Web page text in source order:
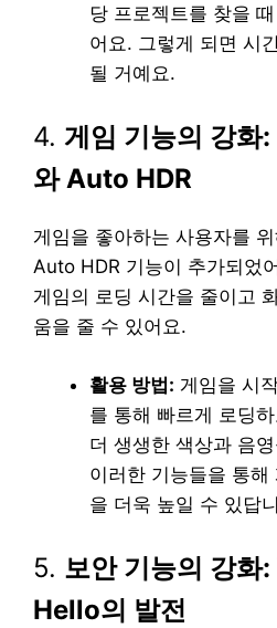
당 프로젝트를 찾을
어요. 그렇게 되면 시
될 거예요.
4. 게임 기능의 강
와 Auto HDR
게임을 좋아하는 사용자를
Auto HDR 기능이 추가되었
게임의 로딩 시간을 줄이고
움을 줄 수 있어요.
활용 방법: 게임을 시
를 통해 빠르게 로딩
더 생생한 색상과 음
이러한 기능들을 통
을 더욱 높일 수 있답
5. 보안 기능의 강
Hello의 발전